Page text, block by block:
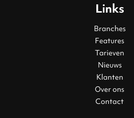
Links
Branches
Features
Tarieven
Nieuws
Klanten
Over ons
Contact